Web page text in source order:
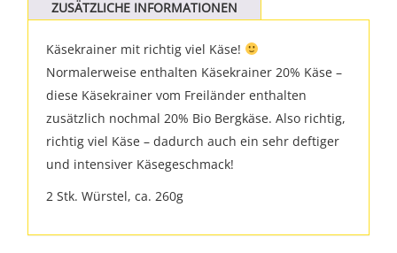
ZUSÄTZLICHE INFORMATIONEN
Käsekrainer mit richtig viel Käse!
Normalerweise enthalten Käsekrainer 20% Käse –
diese Käsekrainer vom Freiländer enthalten
zusätzlich nochmal 20% Bio Bergkäse. Also richtig,
richtig viel Käse – dadurch auch ein sehr deftiger
und intensiver Käsegeschmack!
2 Stk. Würstel, ca. 260g